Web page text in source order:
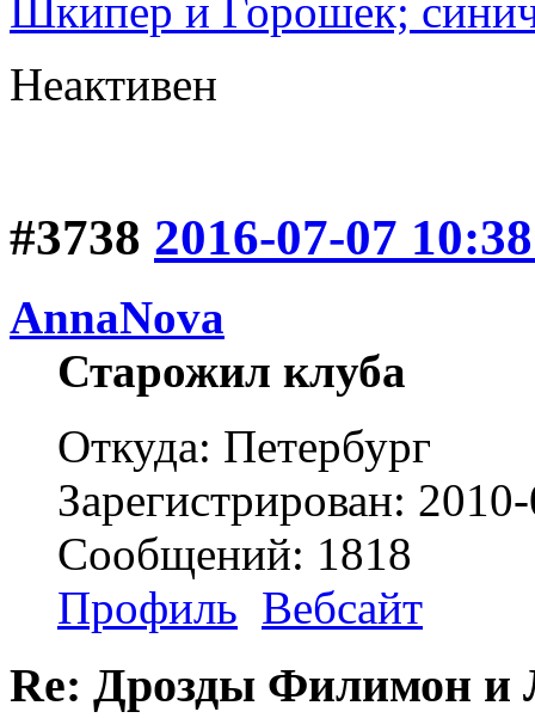
Шкипер и Горошек;
Неактивен
#3738 2016-07-07
AnnaNova
Старожил клуба
Откуда: Петербург
Зарегистрирован:
Сообщений: 1818
Профиль Вебсайт
Re: Дрозды Филимон и